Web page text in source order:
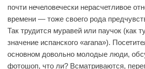
почти нечеловечески нерасчетливое
времени — тоже своего рода
Так трудится муравей или паучок (как
значение испанского «arana»).
основном довольно молодые люди,
фотошоп, что ли? Всматриваются,